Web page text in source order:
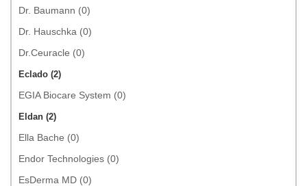
Dr. Baumann (0)
Dr. Hauschka (0)
Dr.Ceuracle (0)
Eclado (2)
EGIA Biocare System (0)
Eldan (2)
Ella Bache (0)
Endor Technologies (0)
EsDerma MD (0)